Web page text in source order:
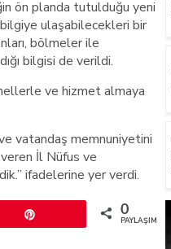
ön planda tutulduğu yeni
bilgiye ulaşabilecekleri bir
bölmeler ile
bilgisi de verildi.
ve hizmet almaya
vatandaş memnuniyetini
İl Nüfus ve
ifadelerine yer verdi.
0
PAYLAŞIMLAR